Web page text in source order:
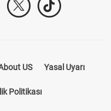
US Yasal Uyarı
Politikası